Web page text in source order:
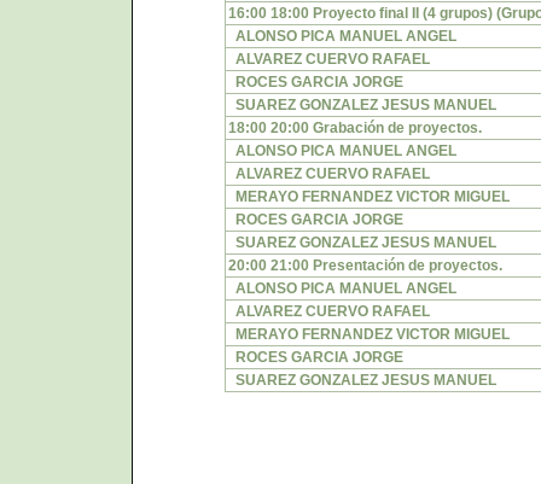
16:00 18:00 Proyecto final II (4 grupos)
ALONSO PICA MANUEL ANGEL
ALVAREZ CUERVO RAFAEL
ROCES GARCIA JORGE
SUAREZ GONZALEZ JESUS MANUEL
18:00 20:00 Grabación de proyectos.
ALONSO PICA MANUEL ANGEL
ALVAREZ CUERVO RAFAEL
MERAYO FERNANDEZ VICTOR MIGUEL
ROCES GARCIA JORGE
SUAREZ GONZALEZ JESUS MANUEL
20:00 21:00 Presentación de proyectos.
ALONSO PICA MANUEL ANGEL
ALVAREZ CUERVO RAFAEL
MERAYO FERNANDEZ VICTOR MIGUEL
ROCES GARCIA JORGE
SUAREZ GONZALEZ JESUS MANUEL